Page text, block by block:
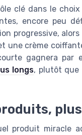
clé dans le
encore peu
progressive,
crème
gagnera par
longs, plutôt que
produit miracle